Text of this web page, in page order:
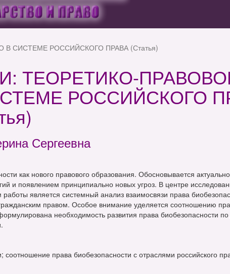
СИСТЕМЕ РОССИЙСКОГО ПРАВА (Статья)
ТЕОРЕТИКО-
РОССИЙСКОГО
Сергеевна
как нового правового образования. Обосновывается
и появлением принципиально новых угроз. В центре
является системный анализ взаимосвязи права
правом. Особое внимание уделяется соотношению
необходимость развития права биобезопасности
права биобезопасности с отраслями российского